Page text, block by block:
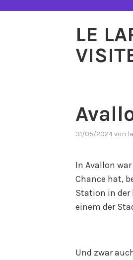
LE
31/05/2024von
In Avallon
Chance hat,
Station in der
einem der
Und zwar